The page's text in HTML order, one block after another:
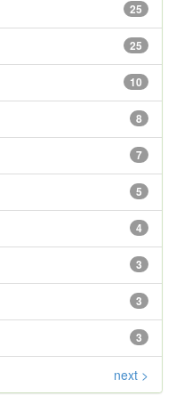
25
25
10
8
7
5
4
3
3
3
next >